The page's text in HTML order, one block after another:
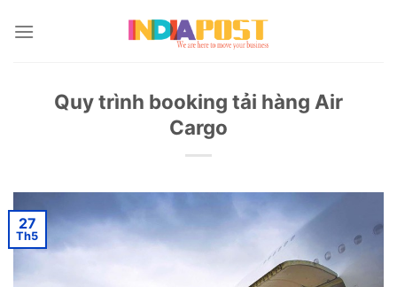
Quy trình booking tải hàng Air
Cargo
27
Th5